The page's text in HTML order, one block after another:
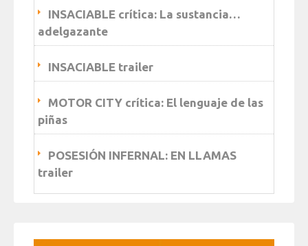
INSACIABLE crítica: La sustancia…
adelgazante
INSACIABLE trailer
MOTOR CITY crítica: El lenguaje de las
piñas
POSESIÓN INFERNAL: EN LLAMAS
trailer